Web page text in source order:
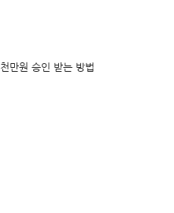
만원 승인 받는 방법